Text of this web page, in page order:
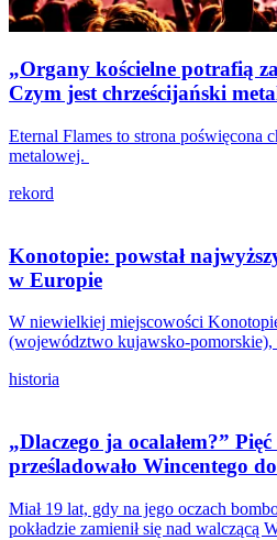
„Organy kościelne potrafią
Czym jest chrześcijański
Eternal Flames to strona poświęcona
metalowej.
rekord
Konotopie: powstał
w Europie
W niewielkiej miejscowości
(województwo kujawsko-pomorskie),
historia
„Dlaczego ja ocalałem?”
prześladowało Wincentego
Miał 19 lat, gdy na jego oczach
pokładzie zamienił się nad walczącą